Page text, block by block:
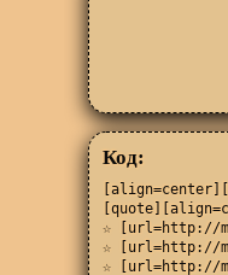
Код:
☆ [url=http://
☆ [url=http://
☆ [url=http://